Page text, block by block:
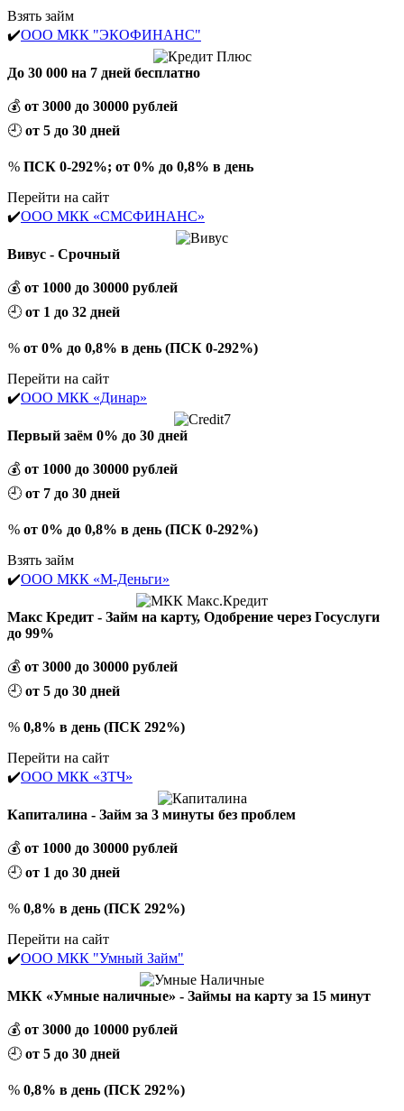
Взять займ
✔️ООО МКК "ЭКОФИНАНС"
До 30 000 на 7 дней бесплатно
💰 от 3000 до 30000 рублей
🕘 от 5 до 30 дней
% ПСК 0-292%; от 0% до 0,8% в день
Перейти на сайт
✔️ООО МКК «СМСФИНАНС»
Вивус - Срочный
💰 от 1000 до 30000 рублей
🕘 от 1 до 32 дней
% от 0% до 0,8% в день (ПСК 0-292%)
Перейти на сайт
✔️ООО МКК «Динар»
Первый заём 0% до 30 дней
💰 от 1000 до 30000 рублей
🕘 от 7 до 30 дней
% от 0% до 0,8% в день (ПСК 0-292%)
Взять займ
✔️ООО МКК «М-Деньги»
Макс Кредит - Займ на карту, Одобрение через Госуслуги
до 99%
💰 от 3000 до 30000 рублей
🕘 от 5 до 30 дней
% 0,8% в день (ПСК 292%)
Перейти на сайт
✔️ООО МКК «ЗТЧ»
Капиталина - Займ за 3 минуты без проблем
💰 от 1000 до 30000 рублей
🕘 от 1 до 30 дней
% 0,8% в день (ПСК 292%)
Перейти на сайт
✔️ООО МКК "Умный Займ"
МКК «Умные наличные» - Займы на карту за 15 минут
💰 от 3000 до 10000 рублей
🕘 от 5 до 30 дней
% 0,8% в день (ПСК 292%)